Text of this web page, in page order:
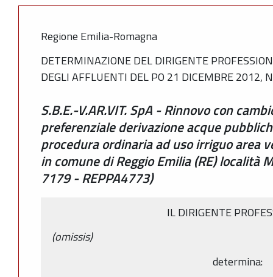
Regione Emilia-Romagna
DETERMINAZIONE DEL DIRIGENTE
DEGLI AFFLUENTI DEL PO 21 DICEMBRE 2012,
S.B.E.-V.AR.VIT. SpA - Rinnovo con
preferenziale derivazione acque
procedura ordinaria ad uso irriguo area
in comune di Reggio Emilia (RE) località
7179 - REPPA4773)
IL DIRIGENTE
(omissis)
determina: